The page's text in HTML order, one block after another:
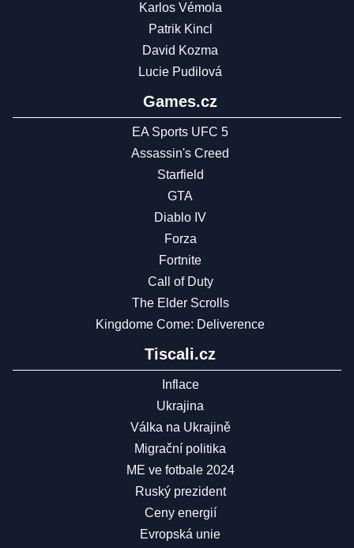
Karlos Vémola
Patrik Kincl
David Kozma
Lucie Pudilová
Games.cz
EA Sports UFC 5
Assassin's Creed
Starfield
GTA
Diablo IV
Forza
Fortnite
Call of Duty
The Elder Scrolls
Kingdome Come: Deliverence
Tiscali.cz
Inflace
Ukrajina
Válka na Ukrajině
Migrační politika
ME ve fotbale 2024
Ruský prezident
Ceny energií
Evropská unie